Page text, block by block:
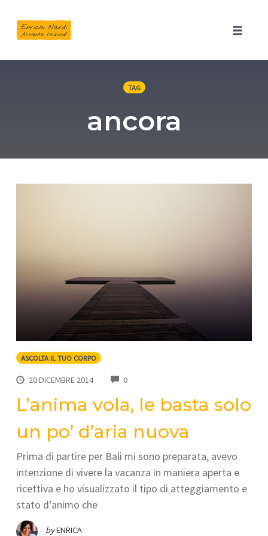
TAG
ancora
ASCOLTA IL TUO CORPO
20 DICEMBRE 2014 0COMMENTS
L’anima vola, le basta solo
un po’ d’aria nuova
Prima di partire per Bali mi sono preparata, avevo
intenzione di vivere la vacanza in maniera aperta e
ricettiva e ho visualizzato il tipo di atteggiamento e
stato d’animo che
byENRICA